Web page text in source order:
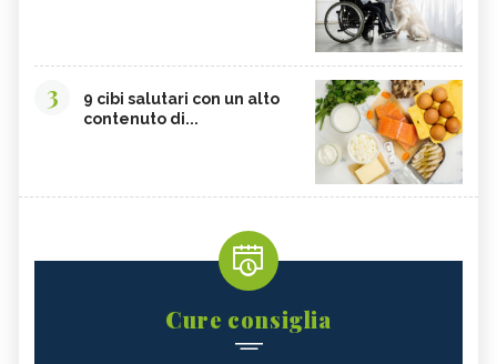
3
9 cibi salutari con un alto
contenuto di...
Cure consiglia